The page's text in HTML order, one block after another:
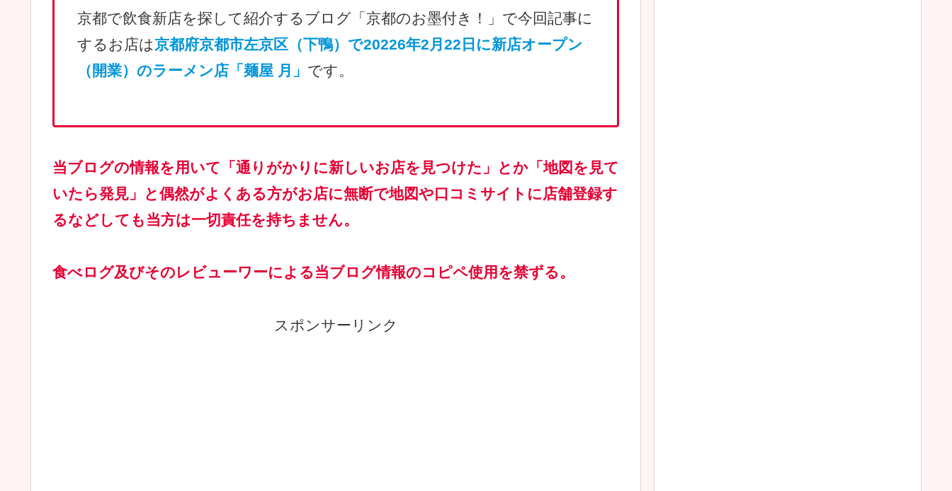
京都で飲食新店を探して紹介するブログ「京都のお墨付き！」で今回記事に
するお店は京都府京都市左京区（下鴨）で20226年2月22日に新店オープン
（開業）のラーメン店「麺屋 月」 です。
当ブログの情報を用いて「通りがかりに新しいお店を見つけた」とか「地図を見て
いたら発見」と偶然がよくある方がお店に無断で地図や口コミサイトに店舗登録す
るなどしても当方は一切責任を持ちません。
食べログ及びそのレビューワーによる当ブログ情報のコピペ使用を禁ずる。
スポンサーリンク